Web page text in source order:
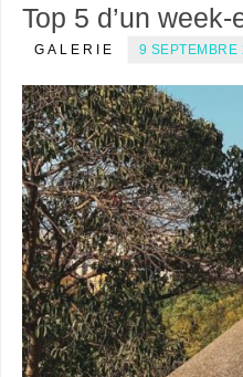
Top 5 d’un
GALERIE 9 SEPTEMBRE